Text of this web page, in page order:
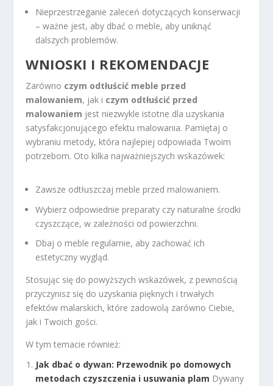
Nieprzestrzeganie zaleceń dotyczących konserwacji
– ważne jest, aby dbać o meble, aby uniknąć
dalszych problemów.
WNIOSKI I REKOMENDACJE
Zarówno czym odtłuścić meble przed
malowaniem, jak i czym odtłuścić przed
malowaniem jest niezwykle istotne dla uzyskania
satysfakcjonującego efektu malowania. Pamiętaj o
wybraniu metody, która najlepiej odpowiada Twoim
potrzebom. Oto kilka najważniejszych wskazówek:
Zawsze odtłuszczaj meble przed malowaniem.
Wybierz odpowiednie preparaty czy naturalne środki
czyszczące, w zależności od powierzchni.
Dbaj o meble regularnie, aby zachować ich
estetyczny wygląd.
Stosując się do powyższych wskazówek, z pewnością
przyczynisz się do uzyskania pięknych i trwałych
efektów malarskich, które zadowolą zarówno Ciebie,
jak i Twoich gości.
W tym temacie również:
Jak dbać o dywan: Przewodnik po domowych
metodach czyszczenia i usuwania plam Dywany